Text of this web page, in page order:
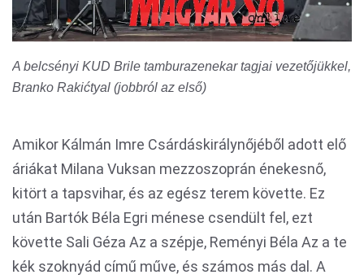
A belcsényi KUD Brile tamburazenekar tagjai vezetőjükkel,
Branko Rakićtyal (jobbról az első)
Amikor Kálmán Imre Csárdáskirálynőjéből adott elő
áriákat Milana Vuksan mezzoszoprán énekesnő,
kitört a tapsvihar, és az egész terem követte. Ez
után Bartók Béla Egri ménese csendült fel, ezt
követte Sali Géza Az a szépje, Reményi Béla Az a te
kék szoknyád című műve, és számos más dal. A